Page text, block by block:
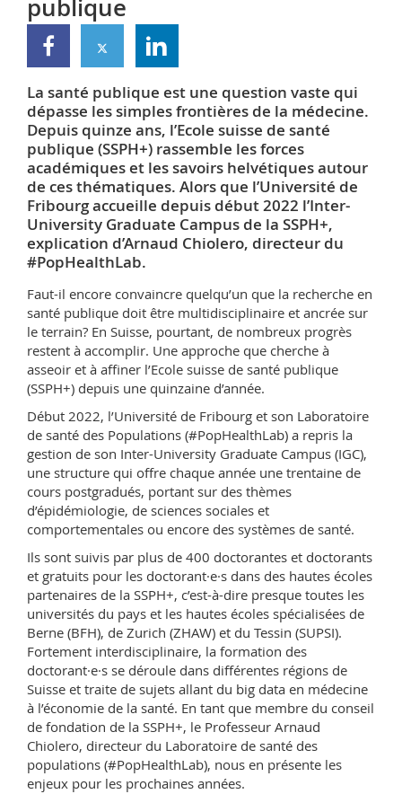
Sciences et médecine
Interfacultaire
Collaborateurs
Doctorants
Webmail
Programme des cours
MyUnifr
publique
La santé publique est une question vaste qui
dépasse les simples frontières de la médecine.
Depuis quinze ans, l’Ecole suisse de santé
publique (SSPH+) rassemble les forces
académiques et les savoirs helvétiques autour
de ces thématiques. Alors que l’Université de
Fribourg accueille depuis début 2022 l’Inter-
University Graduate Campus de la SSPH+,
explication d’Arnaud Chiolero, directeur du
#PopHealthLab.
Faut-il encore convaincre quelqu’un que la recherche en
santé publique doit être multidisciplinaire et ancrée sur
le terrain? En Suisse, pourtant, de nombreux progrès
restent à accomplir. Une approche que cherche à
asseoir et à affiner l’Ecole suisse de santé publique
(SSPH+) depuis une quinzaine d’année.
Début 2022, l’Université de Fribourg et son Laboratoire
de santé des Populations (#PopHealthLab) a repris la
gestion de son Inter-University Graduate Campus (IGC),
une structure qui offre chaque année une trentaine de
cours postgradués, portant sur des thèmes
d’épidémiologie, de sciences sociales et
comportementales ou encore des systèmes de santé.
Ils sont suivis par plus de 400 doctorantes et doctorants
et gratuits pour les doctorant·e·s dans des hautes écoles
partenaires de la SSPH+, c’est-à-dire presque toutes les
universités du pays et les hautes écoles spécialisées de
Berne (BFH), de Zurich (ZHAW) et du Tessin (SUPSI).
Fortement interdisciplinaire, la formation des
doctorant·e·s se déroule dans différentes régions de
Suisse et traite de sujets allant du big data en médecine
à l’économie de la santé. En tant que membre du conseil
de fondation de la SSPH+, le Professeur Arnaud
Chiolero, directeur du Laboratoire de santé des
populations (#PopHealthLab), nous en présente les
enjeux pour les prochaines années.